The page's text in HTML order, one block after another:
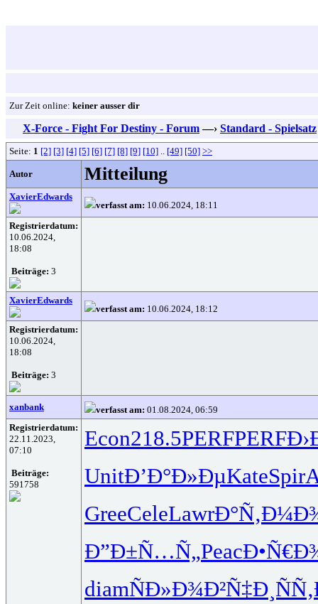
Zur Zeit online: keiner ausser dir
X-Force - Fight For Destiny - Forum —› Standard - Spielsatz
Seite: 1 [2] [3] [4] [5] [6] [7] [8] [9] [10] .. [49] [50] >>
Autor Mitteilung
XavierEdwards
verfasst am: 10.06.2024, 18:11
Registrierdatum:
10.06.2024,
18:08
Beiträge: 3
XavierEdwards
verfasst am: 10.06.2024, 18:12
Registrierdatum:
10.06.2024,
18:08
Beiträge: 3
xanbank verfasst am: 01.08.2024, 06:59
Registrierdatum:
22.11.2023,
07:10
Beiträge:
591758
Econ218.5PERFPERF
UnitÐ’Ð°Ð»ÐµKateSpir
GreeCeleLawr
Ð”Ð±Ñ…Ñ„Peac
diamÑÐ»Ð¾Ð²Ñ‡Ð¸ÑÑ‚